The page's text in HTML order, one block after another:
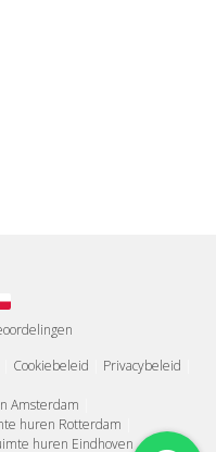
Cookiebeleid Privacybeleid
Amsterdam
huren Rotterdam
huren Eindhoven